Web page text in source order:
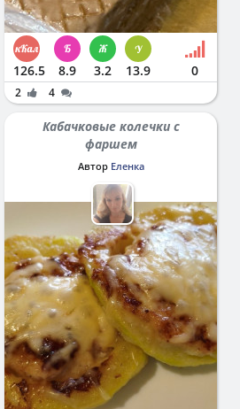
126.5 8.9 3.2 13.9 0
2 4
Кабачковые колечки с
фаршем
Автор Еленка